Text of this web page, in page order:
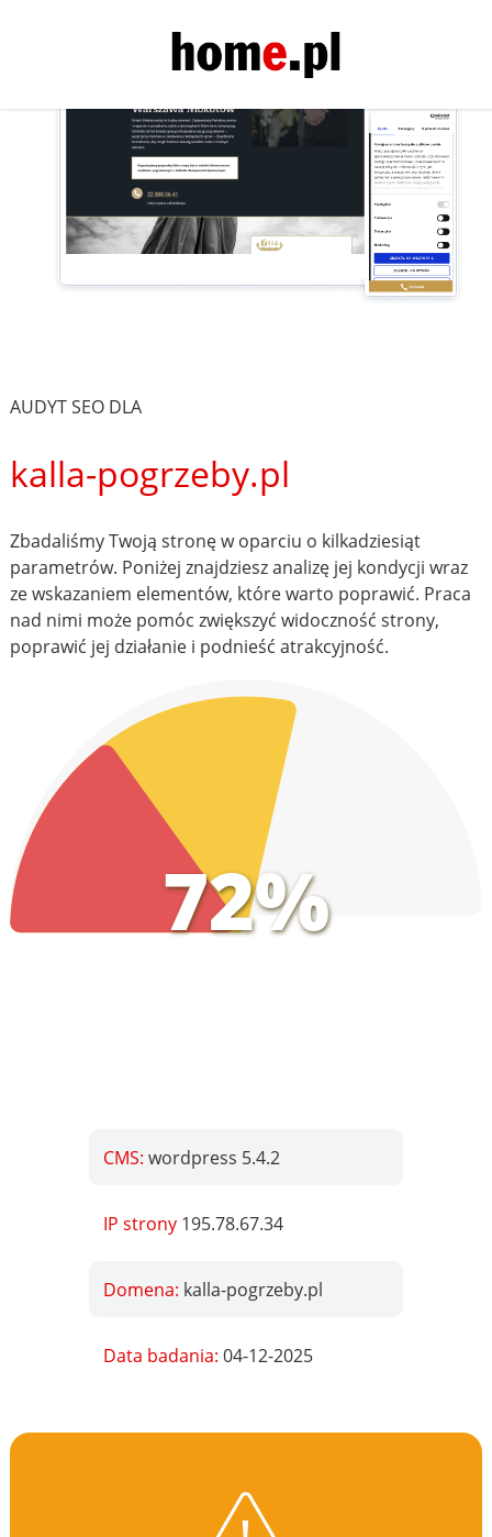
AUDYT SEO DLA
kalla-pogrzeby.pl
Zbadaliśmy Twoją stronę w oparciu o kilkadziesiąt
parametrów. Poniżej znajdziesz analizę jej kondycji wraz
ze wskazaniem elementów, które warto poprawić. Praca
nad nimi może pomóc zwiększyć widoczność strony,
poprawić jej działanie i podnieść atrakcyjność.
72%
CMS:wordpress 5.4.2
IP strony 195.78.67.34
Domena: kalla-pogrzeby.pl
Data badania:04-12-2025